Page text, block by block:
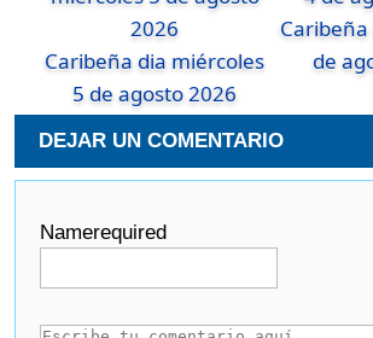
Caribeña dia miércoles
5 de agosto 2026
de
DEJAR UN COMENTARIO
Namerequired